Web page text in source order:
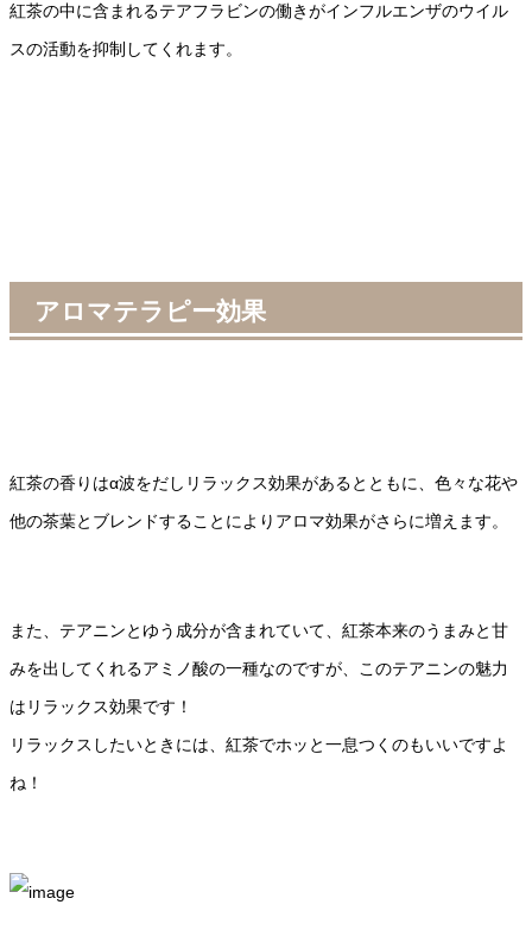
紅茶の中に含まれるテアフラビンの働きがインフルエンザのウイル
スの活動を抑制してくれます。
アロマテラピー効果
紅茶の香りはα波をだしリラックス効果があるとともに、色々な花や
他の茶葉とブレンドすることによりアロマ効果がさらに増えます。
また、テアニンとゆう成分が含まれていて、紅茶本来のうまみと甘
みを出してくれるアミノ酸の一種なのですが、このテアニンの魅力
はリラックス効果です！
リラックスしたいときには、紅茶でホッと一息つくのもいいですよ
ね！